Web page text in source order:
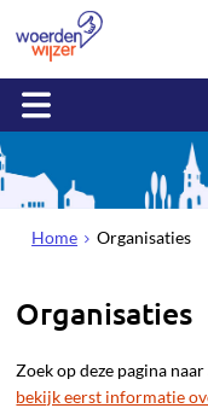
Home Organisaties
Organisaties
Zoek op deze pagina
bekijk eerst informatie